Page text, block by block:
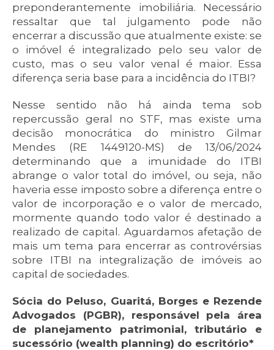
preponderantemente imobiliária. Necessário
ressaltar que tal julgamento pode não
encerrar a discussão que atualmente existe: se
o imóvel é integralizado pelo seu valor de
custo, mas o seu valor venal é maior. Essa
diferença seria base para a incidência do ITBI?
Nesse sentido não há ainda tema sob
repercussão geral no STF, mas existe uma
decisão monocrática do ministro Gilmar
Mendes (RE 1449120-MS) de 13/06/2024
determinando que a imunidade do ITBI
abrange o valor total do imóvel, ou seja, não
haveria esse imposto sobre a diferença entre o
valor de incorporação e o valor de mercado,
mormente quando todo valor é destinado a
realizado de capital. Aguardamos afetação de
mais um tema para encerrar as controvérsias
sobre ITBI na integralização de imóveis ao
capital de sociedades.
Sócia do Peluso, Guaritá, Borges e Rezende
Advogados (PGBR), responsável pela área
de planejamento patrimonial, tributário e
sucessório (wealth planning) do escritório*